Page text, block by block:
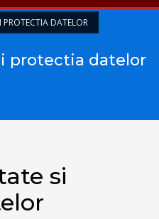
DATELOR
protectia datelor
si